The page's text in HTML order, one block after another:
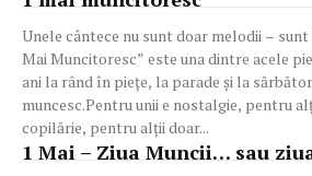
Unele cântece nu sunt doar melodii –
Mai Muncitoresc” este una dintre acele
ani la rând în piețe, la parade și la
muncesc.Pentru unii e nostalgie, pentru
copilărie, pentru alții doar...
1 Mai – Ziua Muncii… sau